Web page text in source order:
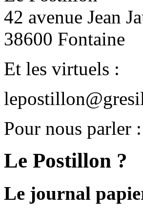
42 avenue Jean
38600 Fontaine
Et les virtuels :
Pour nous parler
Le Postillon ?
Le journal